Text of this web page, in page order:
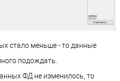
стало меньше - то данные
подождать.
ФД не изменилось, то